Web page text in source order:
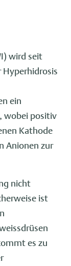
wird seit
Hyperhidrosis
ein
wobei positiv
Kathode
Anionen zur
nicht
ist
es zu